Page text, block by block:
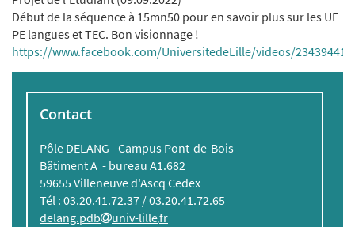
Début de la séquence à 15mn50 pour en savoir plus sur les UE
PE langues et TEC. Bon visionnage !
https://www.facebook.com/UniversitedeLille/videos/
Contact
Pôle DELANG - Campus Pont-de-Bois
Bâtiment A - bureau A1.682
59655 Villeneuve d'Ascq Cedex
Tél : 03.20.41.72.37 / 03.20.41.72.65
delang.pdb
univ-lillefr